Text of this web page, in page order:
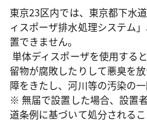
東京23区内では、東京都下水
ィスポーザ排水処理システム
置できません。
単体ディスポーザを使用する
留物が腐敗したりして悪臭を
障をきたし、河川等の汚染の一
※ 無届で設置した場合、設置
道条例に基づいて処分されるこ